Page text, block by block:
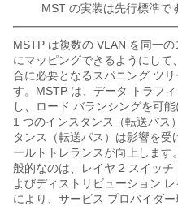
MST の実装は先行標準で
MSTP は複数の VLAN を同一
にマッピングできるようにし
合に必要となるスパニング ツ
す。MSTP は、データ トラフ
し、ロード バランシングを可
1 つのインスタンス（転送パス
タンス（転送パス）は影響を
ールトトレランスが向上しま
般的なのは、レイヤ 2 スイッ
よびディストリビューション
により、サービス プロバイダー